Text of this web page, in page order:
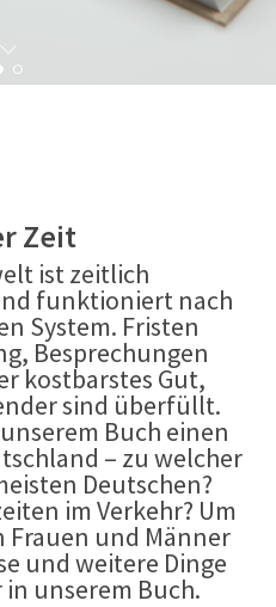
Zeit
ist zeitlich
funktioniert nach
System. Fristen
Besprechungen
kostbarstes Gut,
sind überfüllt.
Buch einen
– zu welcher
Deutschen?
im Verkehr? Um
Frauen und Männer
und weitere Dinge
unserem Buch.